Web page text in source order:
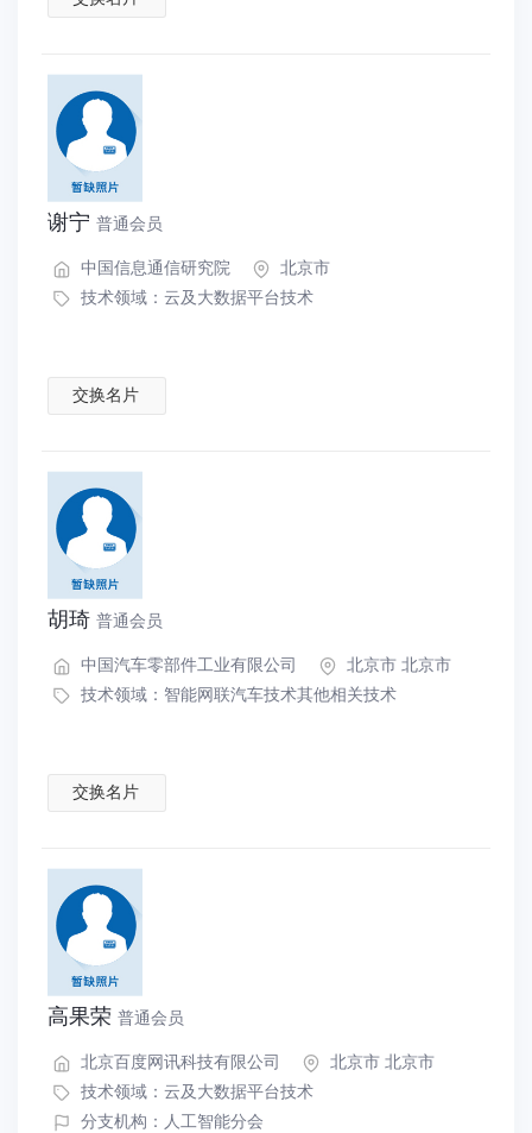
谢宁 普通会员
中国信息通信研究院
北京市
技术领域： 云及大数据平台技术
交换名片
胡琦 普通会员
中国汽车零部件工业有限公司
北京市 北京市
技术领域： 智能网联汽车技术其他相关技术
交换名片
高果荣 普通会员
北京百度网讯科技有限公司
北京市 北京市
技术领域： 云及大数据平台技术
分支机构：人工智能分会